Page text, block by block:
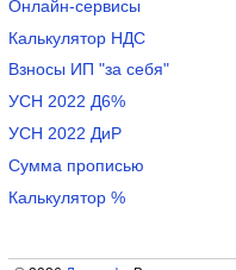
Онлайн-сервисы
Калькулятор НДС
Взносы ИП "за себя"
УСН 2022 Д6%
УСН 2022 ДиР
Сумма прописью
Калькулятор %